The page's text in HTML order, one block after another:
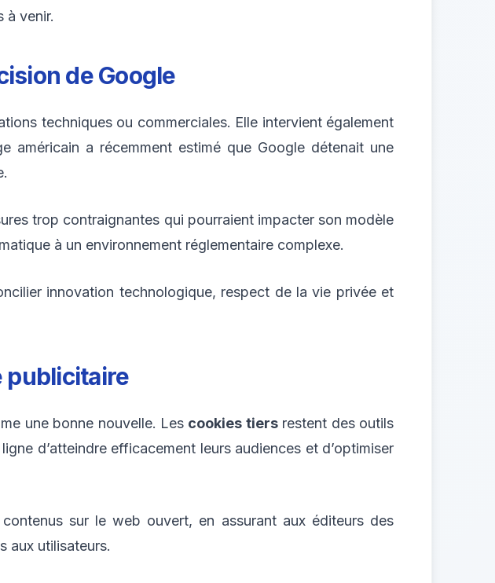
à venir.
de Google
techniques ou commerciales. Elle intervient également
américain a récemment estimé que Google détenait une
trop contraignantes qui pourraient impacter son modèle
à un environnement réglementaire complexe.
innovation technologique, respect de la vie privée et
publicitaire
une bonne nouvelle. Les cookies tiersrestent des outils
d’atteindre efficacement leurs audiences et d’optimiser
sur le web ouvert, en assurant aux éditeurs des
aux utilisateurs.